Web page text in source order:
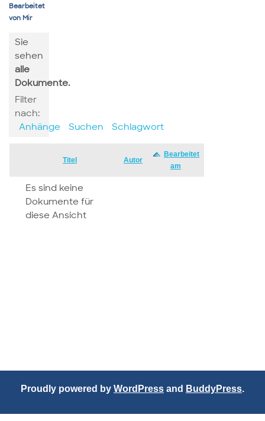
Bearbeitet
von Mir
Sie
sehen
alle
Dokumente.
Filter
nach:
Anhänge
Suchen Schlagwort
Titel Autor
Bearbeitet
am
Es sind keine
Dokumente für
diese Ansicht
Proudly powered by WordPress and BuddyPress.